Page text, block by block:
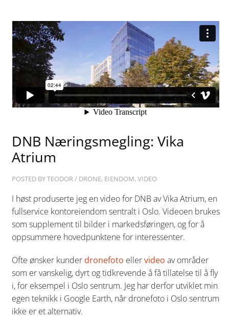
DNB Næringsmegling: Vika
Atrium
POSTED BYTEODOR/ DRONE, EIENDOM,VIDEO
I høst produserte jeg en video for DNB av Vika Atrium, en
fullservice kontoreiendom sentralt i Oslo. Videoen brukes
som supplement til bilder i markedsføringen, og for å
oppsummere hovedpunktene for interessenter.
Ofte ønsker kunder dronefoto ellervideo av områder
som er vanskelig, dyrt og tidkrevende å få tillatelse til å fly
i, for eksempel i Oslo sentrum. Jeg har derfor utviklet min
egen teknikk i Google Earth, når dronefoto i Oslo sentrum
ikke er et alternativ.